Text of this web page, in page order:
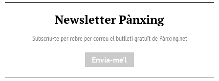
Newsletter Pànxing
Subscriu-te per rebre per correu el butlletí gratuït de Pànxing.net​
Envia-me'l